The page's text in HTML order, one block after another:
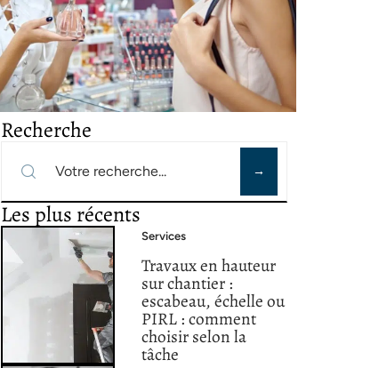
Recherche
Les plus récents
Services
Travaux en hauteur
sur chantier :
escabeau, échelle ou
PIRL : comment
choisir selon la
tâche